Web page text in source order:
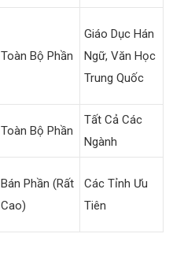
Toàn Bộ Phần
Giáo Dục Hán
Ngữ, Văn Học
Trung Quốc
Toàn Bộ Phần
Tất Cả Các
Ngành
Bán Phần (rất
Cao)
Các Tỉnh Ưu
Tiên